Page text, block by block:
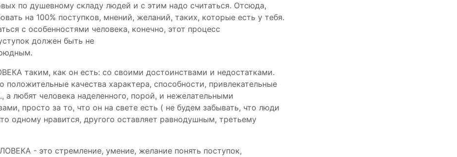
по душевному складу людей и с этим надо считаться. Отсюда,
на 100% поступков, мнений, желаний, таких, которые есть у тебя.
с особенностями человека, конечно, этот процесс
должен быть не
таким, как он есть: со своими достоинствами и недостатками.
положительные качества характера, способности, привлекательные
а любят человека наделенного, порой, и нежелательными
просто за то, что он на свете есть ( не будем забывать, что люди
одному нравится, другого оставляет равнодушным, третьему
- это стремление, умение, желание понять поступок,